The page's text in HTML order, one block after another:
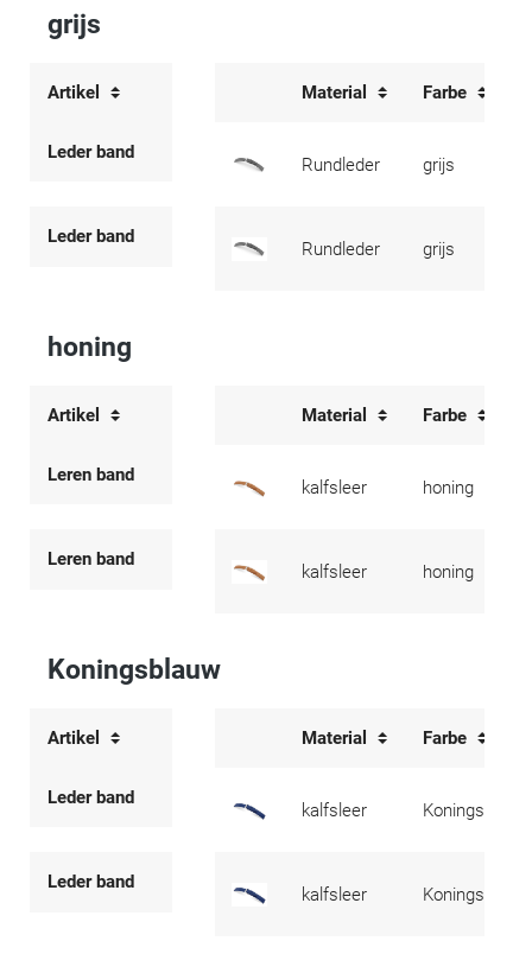
grijs
Artikel Material Farbe
Leder band
Rundleder grijs
Leder band
Rundleder grijs
honing
Artikel Material Farbe
Leren band
kalfsleer honing
Leren band
kalfsleer honing
Koningsblauw
Artikel Material Farbe
Leder band
kalfsleer Koningsblauw
Leder band
kalfsleer Koningsblauw